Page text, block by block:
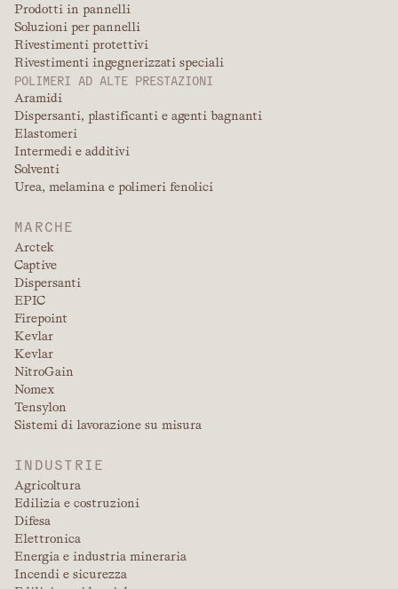
Prodotti in pannelli
Soluzioni per pannelli
Rivestimenti protettivi
Rivestimenti ingegnerizzati speciali
POLIMERI AD ALTE PRESTAZIONI
Aramidi
Dispersanti, plastificanti e agenti bagnanti
Elastomeri
Intermedi e additivi
Solventi
Urea, melamina e polimeri fenolici
MARCHE
Arctek
Captive
Dispersanti
EPIC
Firepoint
Kevlar
Kevlar
NitroGain
Nomex
Tensylon
Sistemi di lavorazione su misura
INDUSTRIE
Agricoltura
Edilizia e costruzioni
Difesa
Elettronica
Energia e industria mineraria
Incendi e sicurezza